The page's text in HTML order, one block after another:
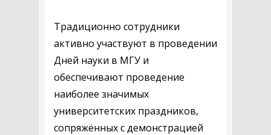
Традиционно сотрудники
активно участвуют в проведении
Дней науки в МГУ и
обеспечивают проведение
наиболее значимых
университетских праздников,
сопряжённых с демонстрацией